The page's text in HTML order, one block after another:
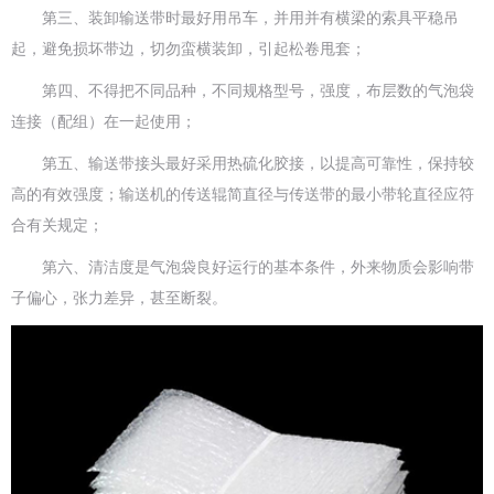
第三、装卸输送带时最好用吊车，并用并有横梁的索具平稳吊
起，避免损坏带边，切勿蛮横装卸，引起松卷甩套；
第四、不得把不同品种，不同规格型号，强度，布层数的气泡袋
连接（配组）在一起使用；
第五、输送带接头最好采用热硫化胶接，以提高可靠性，保持较
高的有效强度；输送机的传送辊简直径与传送带的最小带轮直径应符
合有关规定；
第六、清洁度是气泡袋良好运行的基本条件，外来物质会影响带
子偏心，张力差异，甚至断裂。